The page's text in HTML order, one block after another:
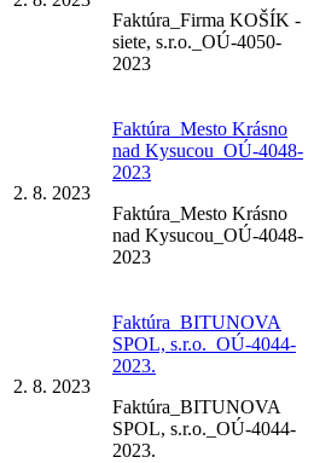
Faktúra_Firma KOŠÍK -
siete, s.r.o._OÚ-4050-
2023
2. 8. 2023
Faktúra_Mesto Krásno
nad Kysucou_OÚ-4048-
2023
Faktúra_Mesto Krásno
nad Kysucou_OÚ-4048-
2023
2. 8. 2023
Faktúra_BITUNOVA
SPOL, s.r.o._OÚ-4044-
2023.
Faktúra_BITUNOVA
SPOL, s.r.o._OÚ-4044-
2023.